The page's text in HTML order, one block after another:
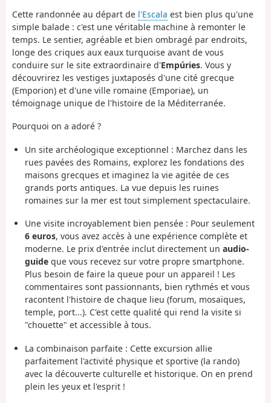
Cette randonnée au départ de l'Escala est bien plus qu'une
simple balade : c'est une véritable machine à remonter le
temps. Le sentier, agréable et bien ombragé par endroits,
longe des criques aux eaux turquoise avant de vous
conduire sur le site extraordinaire d'Empúries. Vous y
découvrirez les vestiges juxtaposés d'une cité grecque
(Emporion) et d'une ville romaine (Emporiae), un
témoignage unique de l'histoire de la Méditerranée.
Pourquoi on a adoré ?
Un site archéologique exceptionnel : Marchez dans les
rues pavées des Romains, explorez les fondations des
maisons grecques et imaginez la vie agitée de ces
grands ports antiques. La vue depuis les ruines
romaines sur la mer est tout simplement spectaculaire.
Une visite incroyablement bien pensée : Pour seulement
6 euros, vous avez accès à une expérience complète et
moderne. Le prix d'entrée inclut directement un audio-
guide que vous recevez sur votre propre smartphone.
Plus besoin de faire la queue pour un appareil ! Les
commentaires sont passionnants, bien rythmés et vous
racontent l'histoire de chaque lieu (forum, mosaïques,
temple, port...). C'est cette qualité qui rend la visite si
"chouette" et accessible à tous.
La combinaison parfaite : Cette excursion allie
parfaitement l'activité physique et sportive (la rando)
avec la découverte culturelle et historique. On en prend
plein les yeux et l'esprit !